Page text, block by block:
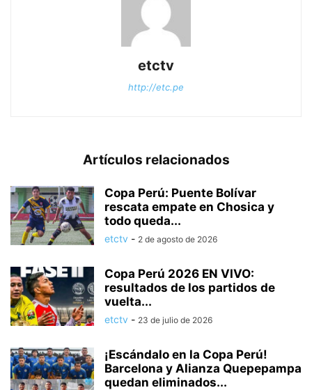
etctv
http://etc.pe
Artículos relacionados
Copa Perú: Puente Bolívar
rescata empate en Chosica y
todo queda...
etctv - 2 de agosto de 2026
Copa Perú 2026 EN VIVO:
resultados de los partidos de
vuelta...
etctv - 23 de julio de 2026
¡Escándalo en la Copa Perú!
Barcelona y Alianza Quepepampa
quedan eliminados...